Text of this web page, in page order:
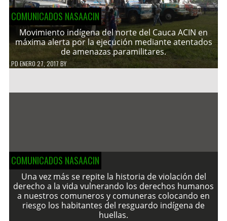
COMUNICADOS NASAACIN
Movimiento indígena del norte del Cauca ACIN en
máxima alerta por la ejecución mediante atentados
de amenazas paramilitares.
PDENERO 27, 2017 BY
COMUNICADOS NASAACIN
Una vez más se repite la historia de violación del
derecho a la vida vulnerando los derechos humanos
a nuestros comuneros y comuneras colocando en
riesgo los habitantes del resguardo indígena de
huellas.